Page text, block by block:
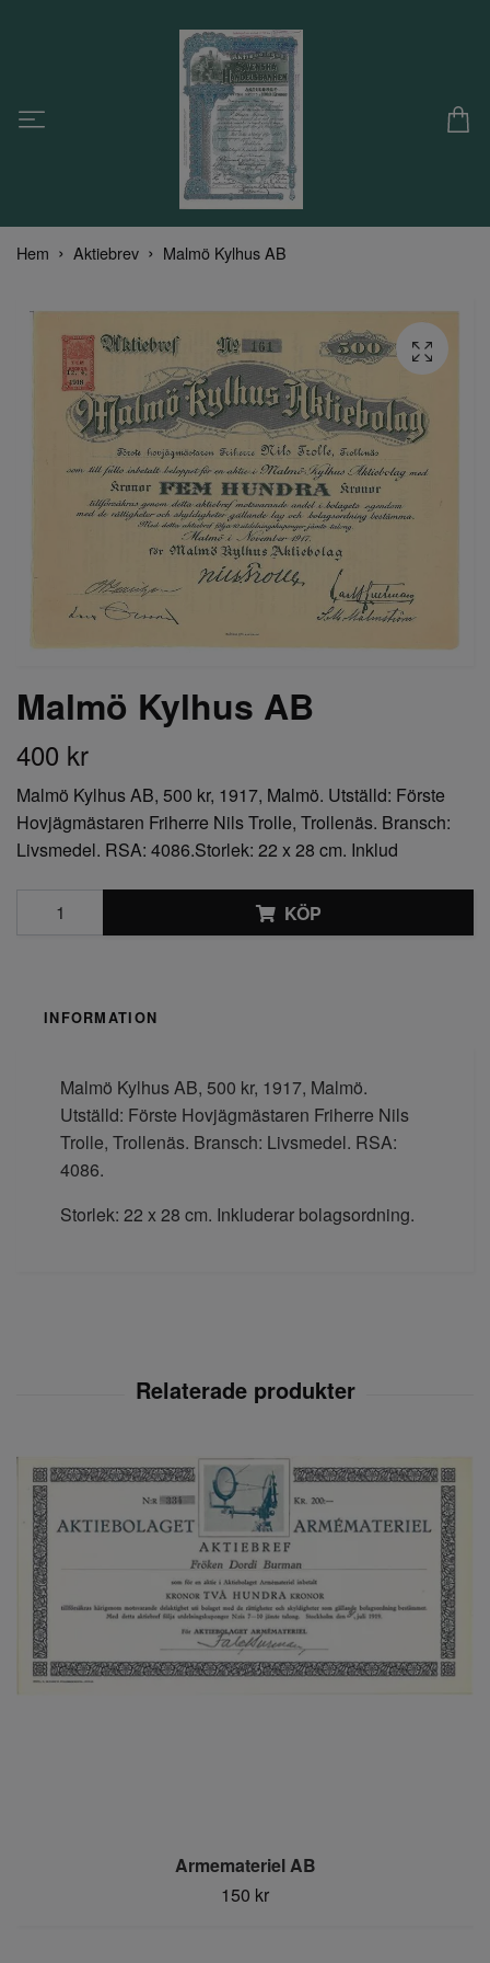
Hem Aktiebrev Malmö Kylhus AB
Malmö Kylhus AB
400 kr
Malmö Kylhus AB, 500 kr, 1917, Malmö. Utställd: Förste
Hovjägmästaren Friherre Nils Trolle, Trollenäs. Bransch:
Livsmedel. RSA: 4086.Storlek: 22 x 28 cm. Inklud
KÖP
INFORMATION
Malmö Kylhus AB, 500 kr, 1917, Malmö.
Utställd: Förste Hovjägmästaren Friherre Nils
Trolle, Trollenäs. Bransch: Livsmedel. RSA:
4086.
Storlek: 22 x 28 cm. Inkluderar bolagsordning.
Armemateriel AB
150 kr